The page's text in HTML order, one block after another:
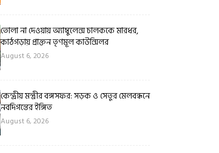
তোলা না দেওয়ায় অ্যাম্বুলেন্স চালককে মারধর,
কাঠগড়ায় প্রাক্তন তৃণমূল কাউন্সিলর
August 6, 2026
কেন্দ্রীয় মন্ত্রীর বঙ্গসফর: সড়ক ও সেতুর মেলবন্ধনে
নবদিগন্তের ইঙ্গিত
August 6, 2026